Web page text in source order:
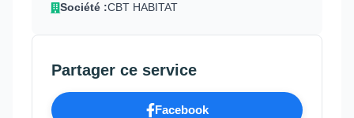
Société :CBT HABITAT
Partager ce service
Facebook